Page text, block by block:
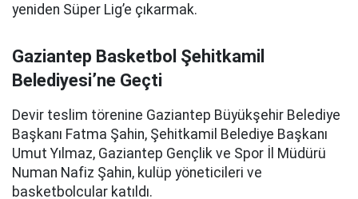
yeniden Süper Lig’e çıkarmak.
Gaziantep Basketbol Şehitkamil
Belediyesi’ne Geçti
Devir teslim törenine Gaziantep Büyükşehir Belediye
Başkanı Fatma Şahin, Şehitkamil Belediye Başkanı
Umut Yılmaz, Gaziantep Gençlik ve Spor İl Müdürü
Numan Nafiz Şahin, kulüp yöneticileri ve
basketbolcular katıldı.